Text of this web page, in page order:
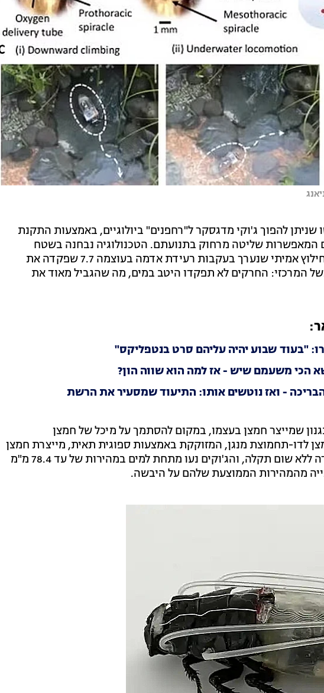
שניתן להפוך ג'וקי מדגסקר ל"רחפנים" ביולוגיים, באמצעות התקנת
המאפשרות שליטה מרחוק בתנועתם. הטכנולוגיה נבחנה בשטח
במסגרת "מבצע לב האריה", מבצע חילוץ אמיתי שנערך בעקבות רעידת אדמה בעוצמה 7.7 שפקדה את
אז התברר הכשל המרכזי: החרקים לא תפקדו היטב במים, מה שהגביל מאוד את
"בעוד שבוע יהיה עליהם סרט בנטפליקס"
הכי משעמם שיש - אז למה הוא שווה הון?
- ואז נוטשים אותו: התיעוד שמסעיר את הרשת
שמייצר חמצן בעצמו, במקום להסתמך על מיכל של חמצן
לדו-תחמוצת מנגן, המזוקקת באמצעות ספוגית תאית, מייצרת חמצן
זמין לנשימה. בניסויים החליפה עבדה ללא שום תקלה, והג'וקים נעו מתחת למים במהירות של עד 78.4 מ"מ